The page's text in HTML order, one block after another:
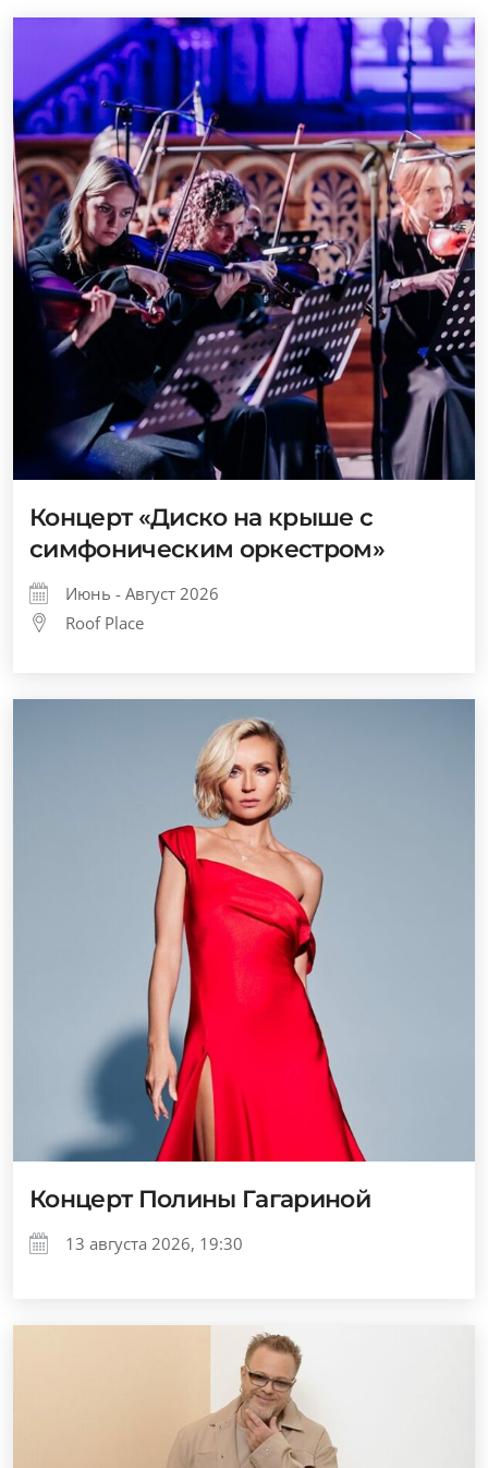
Концерт «Диско на крыше с
симфоническим оркестром»
Июнь - Август 2026
Roof Place
Концерт Полины Гагариной
13 августа 2026, 19:30